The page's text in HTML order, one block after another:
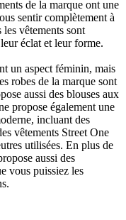
de la marque ont une
sentir complètement à
les vêtements sont
éclat et leur forme.
un aspect féminin, mais
robes de la marque sont
aussi des blouses aux
propose également une
incluant des
vêtements Street One
utilisées. En plus de
aussi des
vous puissiez les